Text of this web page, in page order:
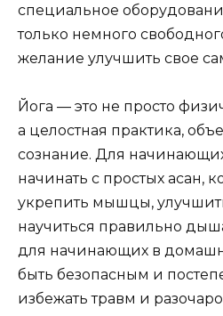
специальное
только немного
желание улучшить свое
Йога — это не просто
а целостная практика,
сознание. Для
начинать с простых асан,
укрепить мышцы,
научиться правильно
для начинающих в
быть безопасным и
избежать травм и